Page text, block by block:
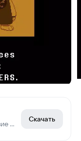
Отправьтесь в путешествие с Undertale: история о монстрах и морали.
Скачать